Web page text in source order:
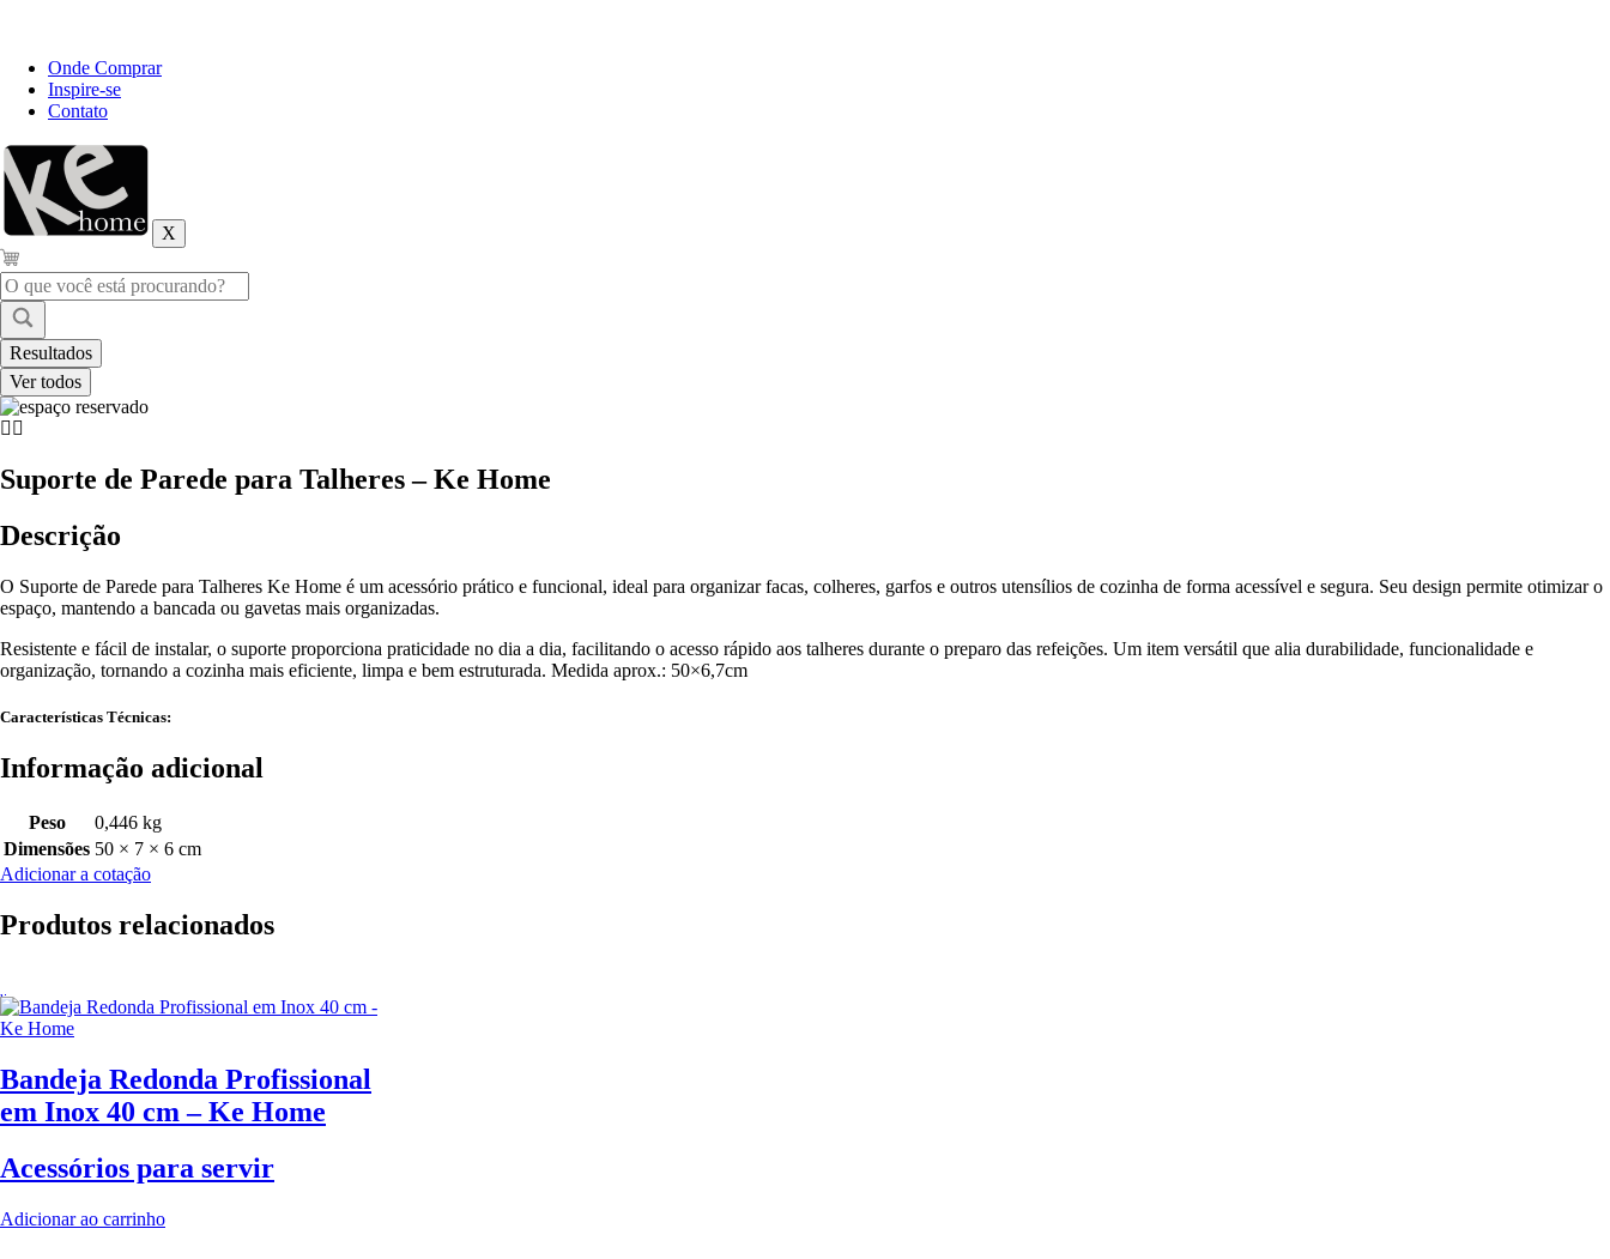
Onde Comprar
Inspire-se
Contato
X
Pesquisar
...
Resultados
Ver todos
Suporte de Parede para Talheres – Ke Home
Descrição
O Suporte de Parede para Talheres Ke Home é um acessório prático e funcional, ideal para organizar facas, colheres, garfos e outros utensílios de cozinha de forma acessível e segura. Seu design permite otimizar o
espaço, mantendo a bancada ou gavetas mais organizadas.
Resistente e fácil de instalar, o suporte proporciona praticidade no dia a dia, facilitando o acesso rápido aos talheres durante o preparo das refeições. Um item versátil que alia durabilidade, funcionalidade e
organização, tornando a cozinha mais eficiente, limpa e bem estruturada. Medida aprox.: 50×6,7cm
Características Técnicas:
Informação adicional
Peso
0,446 kg
Dimensões 50 × 7 × 6 cm
Adicionar a cotação
Produtos relacionados
Bandeja Redonda Profissional
em Inox 40 cm – Ke Home
Acessórios para servir
Adicionar ao carrinho